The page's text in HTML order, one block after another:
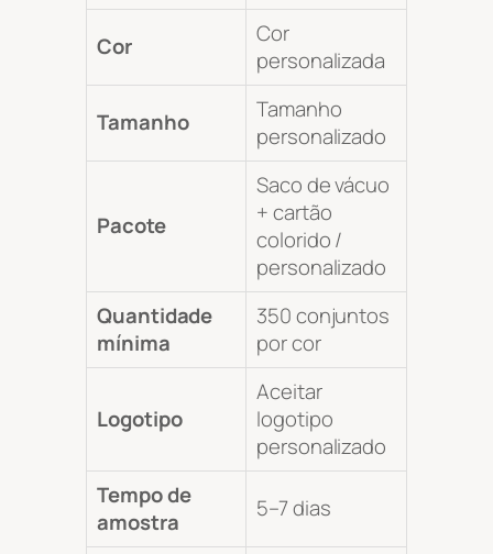
Cor
Cor
personalizada
Tamanho
Tamanho
personalizado
Pacote
Saco de vácuo
+ cartão
colorido /
personalizado
Quantidade
mínima
350 conjuntos
por cor
Logotipo
Aceitar
logotipo
personalizado
Tempo de
amostra
5–7 dias